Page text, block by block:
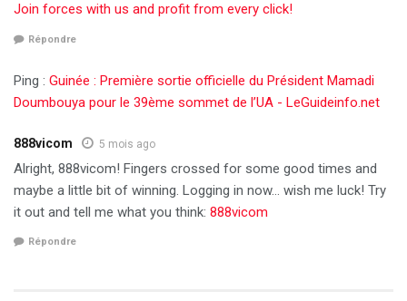
Join forces with us and profit from every click!
Répondre
Ping : Guinée : Première sortie officielle du Président Mamadi
Doumbouya pour le 39ème sommet de l’UA - LeGuideinfo.net
888vicom 5 mois ago
Alright, 888vicom! Fingers crossed for some good times and
maybe a little bit of winning. Logging in now… wish me luck! Try
it out and tell me what you think: 888vicom
Répondre